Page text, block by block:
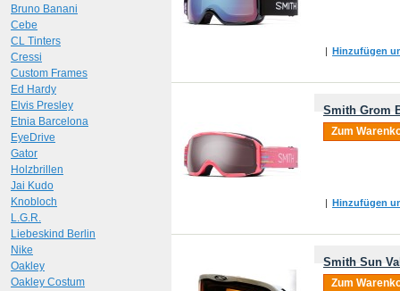
| Hinzufügen
Smith Grom
Zum
| Hinzufügen
Smith Sun
Zum
Bruno Banani
Cebe
CL Tinters
Cressi
Custom Frames
Ed Hardy
Elvis Presley
Etnia Barcelona
EyeDrive
Gator
Holzbrillen
Jai Kudo
Knobloch
L.G.R.
Liebeskind Berlin
Nike
Oakley
Oakley Costum